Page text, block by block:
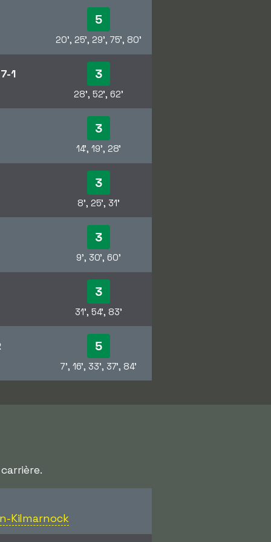
5
20', 25', 29', 75', 80'
7-1 3
28', 52', 62'
3
14', 19', 28'
3
8', 25', 31'
3
9', 30', 60'
3
31', 54', 83'
5
7', 16', 33', 37', 84'
Kilmarnock